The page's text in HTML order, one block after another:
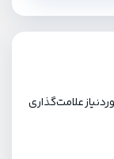
علامت‌گذاری